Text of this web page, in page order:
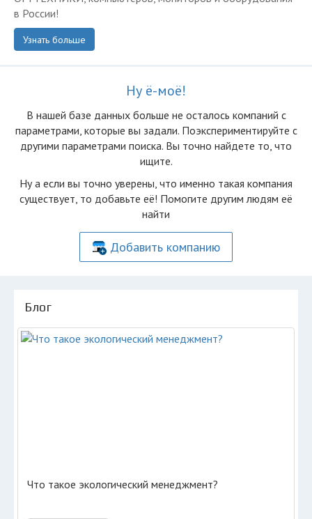
в России!
Узнать больше
Ну ё-моё!
В нашей базе данных больше не осталоcь компаний с
параметрами, которые вы задали. Поэкспериментируйте с
другими параметрами поиска. Вы точно найдете то, что
ищите.
Ну а если вы точно уверены, что именно такая компания
существует, то добавьте её! Помогите другим людям её
найти
Добавить компанию
Блог
Что такое экологический менеджмент?